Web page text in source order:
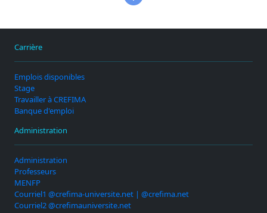
Carrière
Emplois disponibles
Stage
Travailler à CREFIMA
Banque d'emploi
Administration
Administration
Professeurs
MENFP
Courriel1 @crefima-universite.net | @crefima.net
Courriel2 @crefimauniversite.net